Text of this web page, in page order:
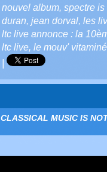
nouvel album, spectre
duran, jean dorval, les
ltc live annonce : la
ltc live, le mouv'
CLASSICAL MUSIC IS